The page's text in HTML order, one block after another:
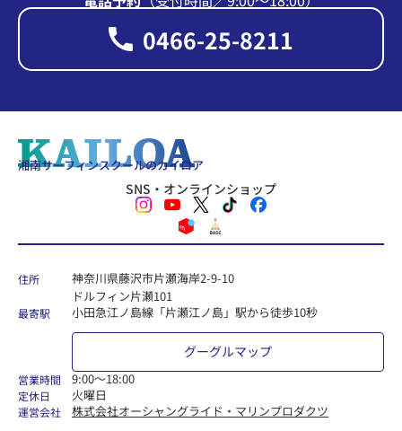
0466-25-8211
湘南サーフィンスクールのカイロア
SNS・オンラインショップ
住所
神奈川県藤沢市片瀬海岸2-9-10
ドルフィン片瀬101
最寄駅 小田急江ノ島線「片瀬江ノ島」駅から徒歩10秒
グーグルマップ
営業時間 9:00〜18:00
定休日 火曜日
運営会社 株式会社オーシャングライド・マリンプロダクツ